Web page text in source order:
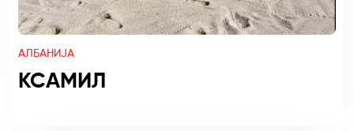
АЛБАНИЈА
КСАМИЛ